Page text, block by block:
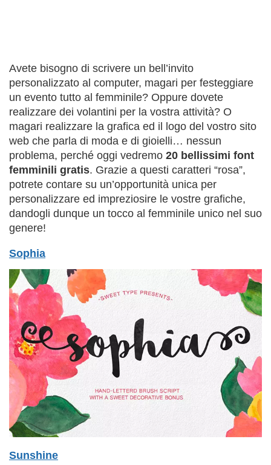
Avete bisogno di scrivere un bell’invito
personalizzato al computer, magari per festeggiare
un evento tutto al femminile? Oppure dovete
realizzare dei volantini per la vostra attività? O
magari realizzare la grafica ed il logo del vostro sito
web che parla di moda e di gioielli… nessun
problema, perché oggi vedremo 20 bellissimi font
femminili gratis. Grazie a questi caratteri “rosa”,
potrete contare su un’opportunità unica per
personalizzare ed impreziosire le vostre grafiche,
dandogli dunque un tocco al femminile unico nel suo
genere!
Sophia
Sunshine